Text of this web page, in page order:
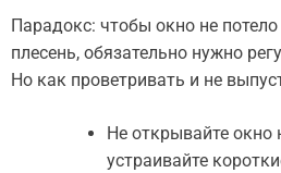
Парадокс: чтобы окно не
плесень, обязательно нужно
Но как проветривать и не
Не открывайте окно
устраивайте